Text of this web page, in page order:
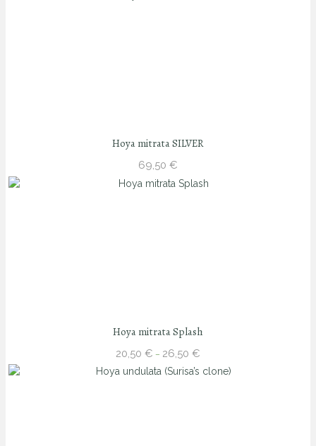
Hoya mitrata SILVER
69,50 €
Hoya mitrata Splash
20,50 € – 26,50 €
20,50 €